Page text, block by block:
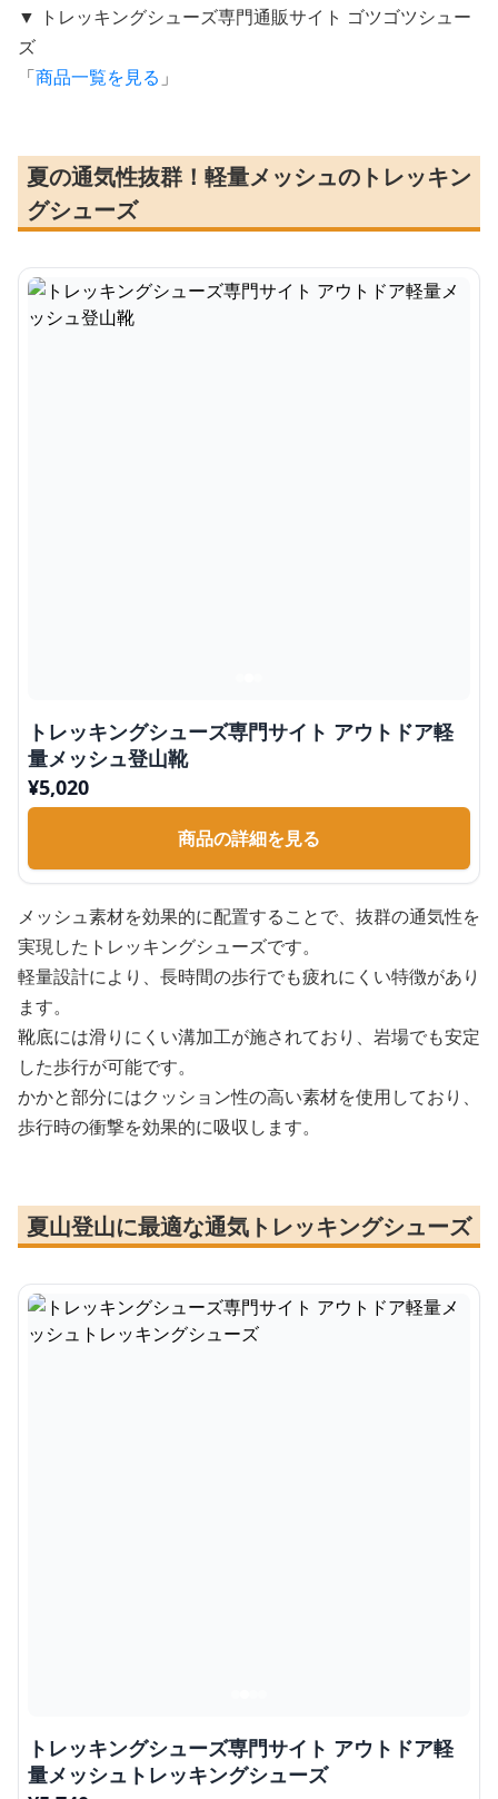
▼ トレッキングシューズ専門通販サイト ゴツゴツシュー
ズ
「商品一覧を見る 」
夏の通気性抜群！軽量メッシュのトレッキン
グシューズ
トレッキングシューズ専門サイト アウトドア軽
量メッシュ登山靴
¥5,020
商品の詳細を見る
メッシュ素材を効果的に配置することで、抜群の通気性を
実現したトレッキングシューズです。
軽量設計により、長時間の歩行でも疲れにくい特徴があり
ます。
靴底には滑りにくい溝加工が施されており、岩場でも安定
した歩行が可能です。
かかと部分にはクッション性の高い素材を使用しており、
歩行時の衝撃を効果的に吸収します。
夏山登山に最適な通気トレッキングシューズ
トレッキングシューズ専門サイト アウトドア軽
量メッシュトレッキングシューズ